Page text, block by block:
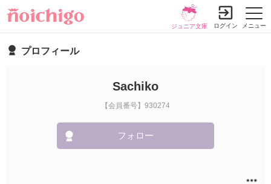
メニュー
ジュニア文庫 ログイン
プロフィール
Sachiko
【会員番号】930274
フォロー